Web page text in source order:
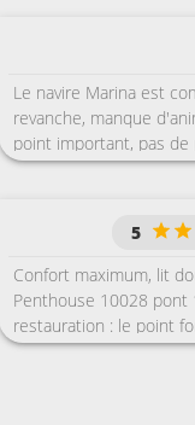
pour tous les autres, il
beaucoup de bla-
accro et cela nous
compagnie pour la
agréables, un bateau
bousculades ou
Le navire Marina est
revanche, manque
point important, pas de
mauvais temps
5
Confort maximum, lit
Penthouse 10028 pont
restauration : le point
l’overdose, en plus du
française ( mais